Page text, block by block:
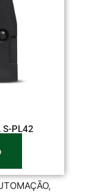
S-PL42
,